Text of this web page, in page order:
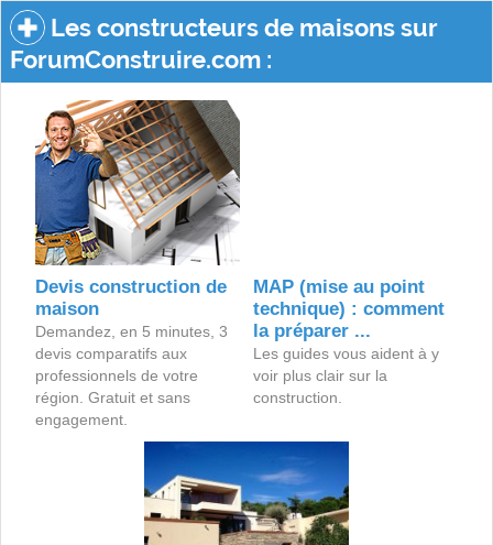
Les constructeurs de maisons sur
ForumConstruire.com :
Devis construction de
maison
Demandez, en 5 minutes, 3
devis comparatifs aux
professionnels de votre
région. Gratuit et sans
engagement.
MAP (mise au point
technique) : comment
la préparer ...
Les guides vous aident à y
voir plus clair sur la
construction.